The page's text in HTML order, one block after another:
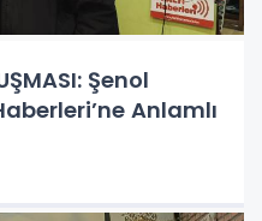
Şenol
Anlamlı